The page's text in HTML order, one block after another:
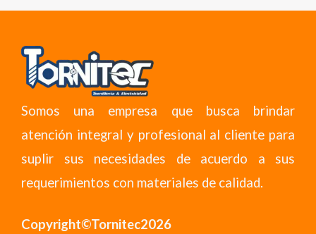
Somos una empresa que busca brindar
atención integral y profesional al cliente para
suplir sus necesidades de acuerdo a sus
requerimientos con materiales de calidad.
Copyright©Tornitec2026